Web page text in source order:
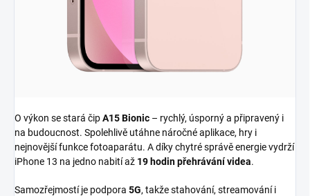
O výkon se stará čipA15 Bionic – rychlý, úsporný a připravený i
na budoucnost. Spolehlivě utáhne náročné aplikace, hry i
nejnovější funkce fotoaparátu. A díky chytré správě energie vydrží
iPhone 13 na jedno nabití až 19 hodin přehrávání videa.
Samozřejmostí je podpora 5G, takže stahování, streamování i